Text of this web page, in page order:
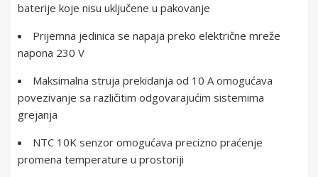
baterije koje nisu uključene u pakovanje
Prijemna jedinica se napaja preko električne mreže
napona 230 V
Maksimalna struja prekidanja od 10 A omogućava
povezivanje sa različitim odgovarajućim sistemima
grejanja
NTC 10K senzor omogućava precizno praćenje
promena temperature u prostoriji